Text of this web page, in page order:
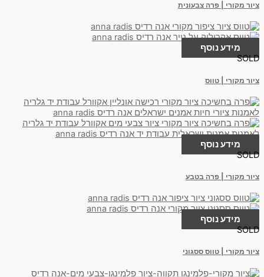
ציור מקורי | פרה צבעונית
מידע נוסף
SOLD
ציור מקורי | טווס
מידע נוסף
SOLD
ציור מקורי | פרה בטבע
מידע נוסף
SOLD
ציור מקורי | טווס ססגוני